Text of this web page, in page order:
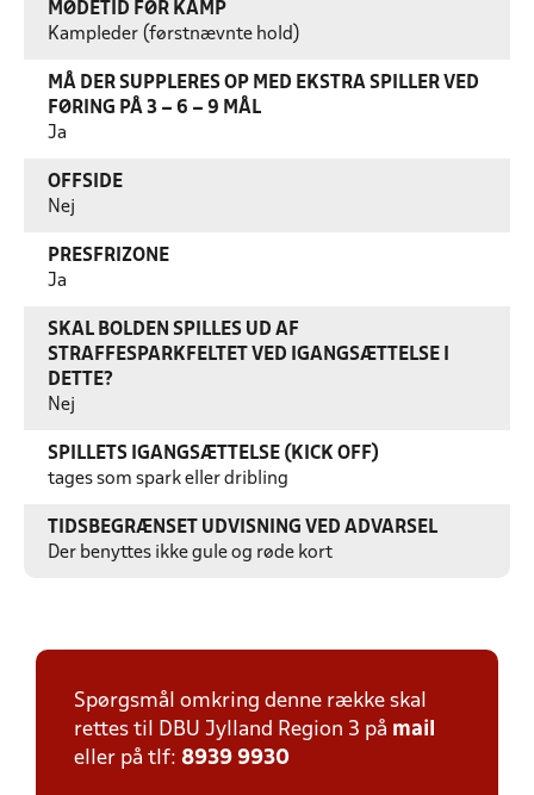
MØDETID FØR KAMP
Kampleder (førstnævnte hold)
MÅ DER SUPPLERES OP MED EKSTRA SPILLER VED
FØRING PÅ 3 – 6 – 9 MÅL
Ja
OFFSIDE
Nej
PRESFRIZONE
Ja
SKAL BOLDEN SPILLES UD AF
STRAFFESPARKFELTET VED IGANGSÆTTELSE I
DETTE?
Nej
SPILLETS IGANGSÆTTELSE (KICK OFF)
tages som spark eller dribling
TIDSBEGRÆNSET UDVISNING VED ADVARSEL
Der benyttes ikke gule og røde kort
Spørgsmål omkring denne række skal
rettes til DBU Jylland Region 3 på mail
eller på tlf: 8939 9930